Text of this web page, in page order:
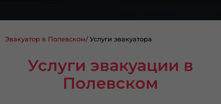
Эвакуатор в Полевском Услуги эвакуатора
Услуги эвакуации в
Полевском